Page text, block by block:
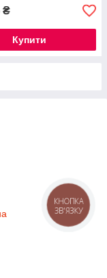
₴
Купити
КНОПКА
ЗВ'ЯЗКУ